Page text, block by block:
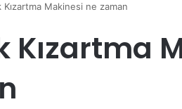
Kızartma Makinesi ne zaman
Kızartma